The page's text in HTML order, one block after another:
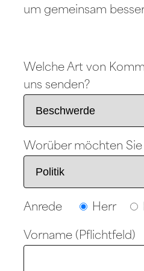
um gemeinsam
Welche Art von
uns senden?
Worüber möchten
Anrede Herr
Vorname (Pflichtfeld)